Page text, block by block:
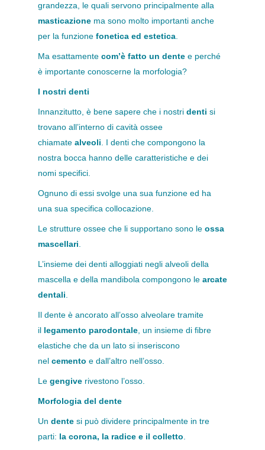
grandezza, le quali servono principalmente alla
masticazione ma sono molto importanti anche
per la funzione fonetica ed estetica
Ma esattamente com’è fatto un dente e perché
è importante conoscerne la morfologia?
I nostri denti
Innanzitutto, è bene sapere che i nostri denti si
trovano all’interno di cavità ossee
chiamate alveoli . I denti che compongono la
nostra bocca hanno delle caratteristiche e dei
nomi specifici.
Ognuno di essi svolge una sua funzione ed ha
una sua specifica collocazione.
Le strutture ossee che li supportano sono le ossa
mascellari
L’insieme dei denti alloggiati negli alveoli della
mascella e della mandibola compongono le arcate
dentali
Il dente è ancorato all’osso alveolare tramite
il legamento parodontale , un insieme di fibre
elastiche che da un lato si inseriscono
nel cemento e dall’altro nell’osso.
Le gengive rivestono l’osso.
Morfologia del dente
Un dente si può dividere principalmente in tre
parti: la corona, la radice e il colletto